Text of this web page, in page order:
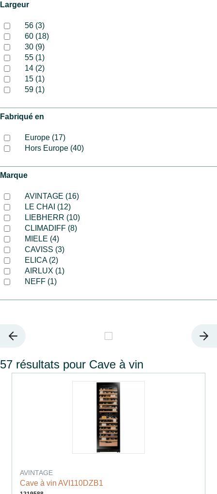
Largeur
56 (3)
60 (18)
30 (9)
55 (1)
14 (2)
15 (1)
59 (1)
Fabriqué en
Europe (17)
Hors Europe (40)
Marque
AVINTAGE (16)
LE CHAI (12)
LIEBHERR (10)
CLIMADIFF (8)
MIELE (4)
CAVISS (3)
ELICA (2)
AIRLUX (1)
NEFF (1)
57 résultats pour Cave à vin
AVINTAGE
Cave à vin AVI110DZB1